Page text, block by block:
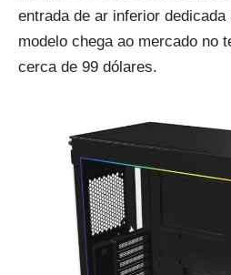
entrada de ar inferior
modelo chega ao mercado no
cerca de 99 dólares.